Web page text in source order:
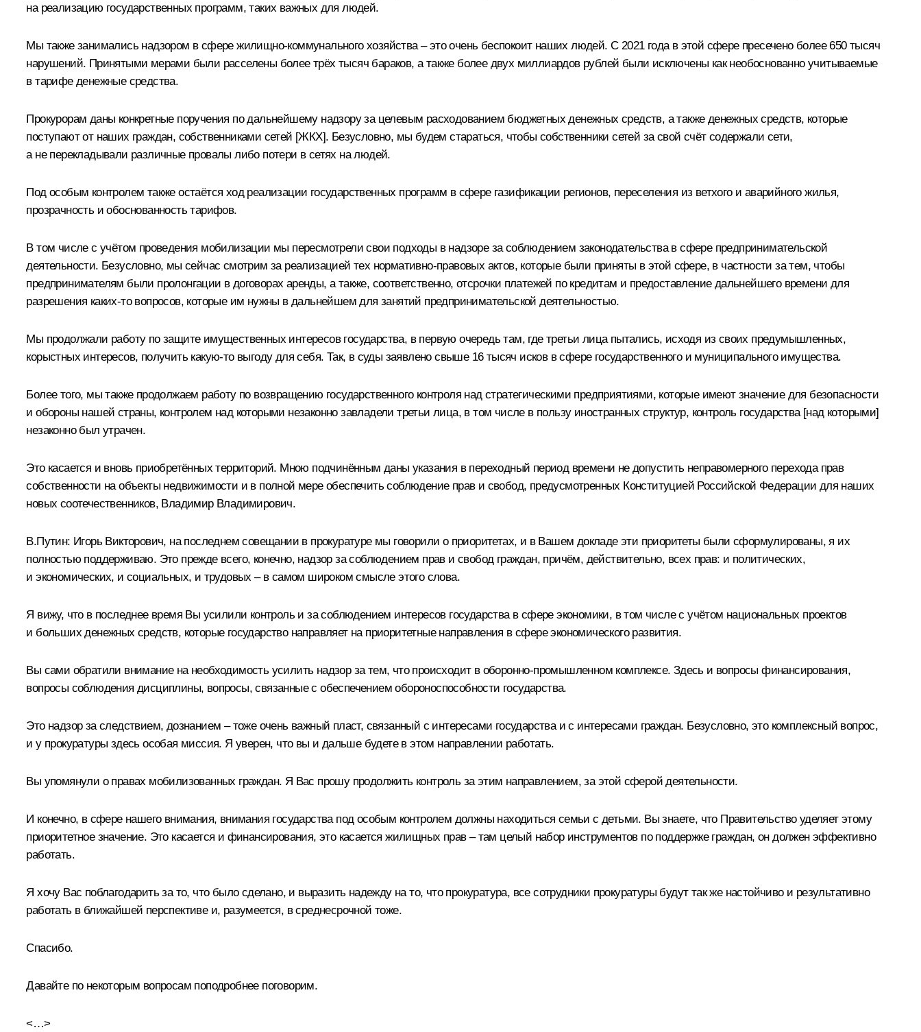
на реализацию государственных программ, таких важных для людей.
Мы также занимались надзором в сфере жилищно-коммунального хозяйства – это очень беспокоит наших людей. С 2021 года в этой сфере пресечено более 650 тысяч
нарушений. Принятыми мерами были расселены более трёх тысяч бараков, а также более двух миллиардов рублей были исключены как необоснованно учитываемые
в тарифе денежные средства.
Прокурорам даны конкретные поручения по дальнейшему надзору за целевым расходованием бюджетных денежных средств, а также денежных средств, которые
поступают от наших граждан, собственниками сетей [ЖКХ]. Безусловно, мы будем стараться, чтобы собственники сетей за свой счёт содержали сети,
а не перекладывали различные провалы либо потери в сетях на людей.
Под особым контролем также остаётся ход реализации государственных программ в сфере газификации регионов, переселения из ветхого и аварийного жилья,
прозрачность и обоснованность тарифов.
В том числе с учётом проведения мобилизации мы пересмотрели свои подходы в надзоре за соблюдением законодательства в сфере предпринимательской
деятельности. Безусловно, мы сейчас смотрим за реализацией тех нормативно-правовых актов, которые были приняты в этой сфере, в частности за тем, чтобы
предпринимателям были пролонгации в договорах аренды, а также, соответственно, отсрочки платежей по кредитам и предоставление дальнейшего времени для
разрешения каких-то вопросов, которые им нужны в дальнейшем для занятий предпринимательской деятельностью.
Мы продолжали работу по защите имущественных интересов государства, в первую очередь там, где третьи лица пытались, исходя из своих предумышленных,
корыстных интересов, получить какую-то выгоду для себя. Так, в суды заявлено свыше 16 тысяч исков в сфере государственного и муниципального имущества.
Более того, мы также продолжаем работу по возвращению государственного контроля над стратегическими предприятиями, которые имеют значение для безопасности
и обороны нашей страны, контролем над которыми незаконно завладели третьи лица, в том числе в пользу иностранных структур, контроль государства [над которыми]
незаконно был утрачен.
Это касается и вновь приобретённых территорий. Мною подчинённым даны указания в переходный период времени не допустить неправомерного перехода прав
собственности на объекты недвижимости и в полной мере обеспечить соблюдение прав и свобод, предусмотренных Конституцией Российской Федерации для наших
новых соотечественников, Владимир Владимирович.
В.Путин: Игорь Викторович, на последнем совещании в прокуратуре мы говорили о приоритетах, и в Вашем докладе эти приоритеты были сформулированы, я их
полностью поддерживаю. Это прежде всего, конечно, надзор за соблюдением прав и свобод граждан, причём, действительно, всех прав: и политических,
и экономических, и социальных, и трудовых – в самом широком смысле этого слова.
Я вижу, что в последнее время Вы усилили контроль и за соблюдением интересов государства в сфере экономики, в том числе с учётом национальных проектов
и больших денежных средств, которые государство направляет на приоритетные направления в сфере экономического развития.
Вы сами обратили внимание на необходимость усилить надзор за тем, что происходит в оборонно-промышленном комплексе. Здесь и вопросы финансирования,
вопросы соблюдения дисциплины, вопросы, связанные с обеспечением обороноспособности государства.
Это надзор за следствием, дознанием – тоже очень важный пласт, связанный с интересами государства и с интересами граждан. Безусловно, это комплексный вопрос,
и у прокуратуры здесь особая миссия. Я уверен, что вы и дальше будете в этом направлении работать.
Вы упомянули о правах мобилизованных граждан. Я Вас прошу продолжить контроль за этим направлением, за этой сферой деятельности.
И конечно, в сфере нашего внимания, внимания государства под особым контролем должны находиться семьи с детьми. Вы знаете, что Правительство уделяет этому
приоритетное значение. Это касается и финансирования, это касается жилищных прав – там целый набор инструментов по поддержке граждан, он должен эффективно
работать.
Я хочу Вас поблагодарить за то, что было сделано, и выразить надежду на то, что прокуратура, все сотрудники прокуратуры будут так же настойчиво и результативно
работать в ближайшей перспективе и, разумеется, в среднесрочной тоже.
Спасибо.
Давайте по некоторым вопросам поподробнее поговорим.
<…>